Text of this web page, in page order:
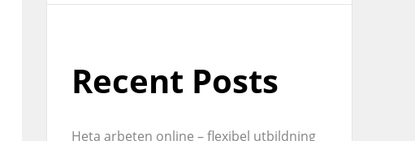
Recent Posts
Heta arbeten online – flexibel utbildning